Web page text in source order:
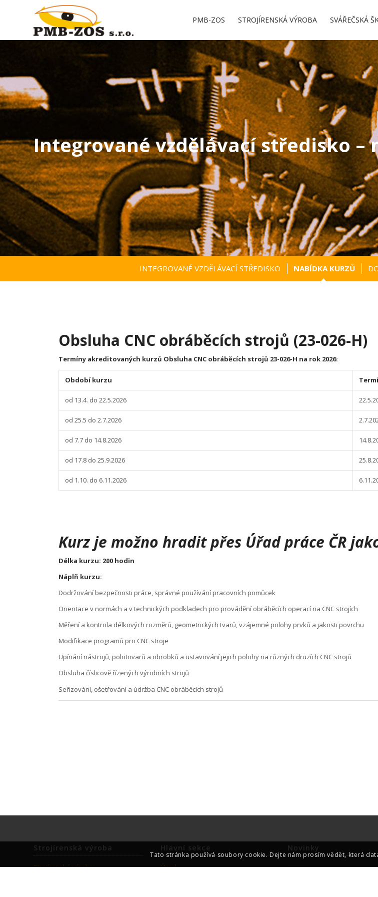
PMB-ZOS STROJÍRENSKÁ VÝROBA SVÁŘEČSKÁ
Integrované vzdělávací středisko –
INTEGROVANÉ VZDĚLÁVACÍ STŘEDISKO NABÍDKA KURZŮ
Obsluha CNC obráběcích strojů (23-026-H)
Termíny akreditovaných kurzů Obsluha CNC obráběcích strojů 23-026-H na rok 2026:
Období kurzu
od 13.4. do 22.5.2026
od 25.5 do 2.7.2026
od 7.7 do 14.8.2026
od 17.8 do 25.9.2026
od 1.10. do 6.11.2026
Kurz je možno hradit přes Úřad práce ČR
Délka kurzu: 200 hodin
Náplň kurzu:
Dodržování bezpečnosti práce, správné používání pracovních pomůcek
Orientace v normách a v technických podkladech pro provádění obráběcích operací na CNC strojích
Měření a kontrola délkových rozměrů, geometrických tvarů, vzájemné polohy prvků a jakosti povrchu
Modifikace programů pro CNC stroje
Upínání nástrojů, polotovarů a obrobků a ustavování jejich polohy na různých druzích CNC strojů
Obsluha číslicově řízených výrobních strojů
Seřizování, ošetřování a údržba CNC obráběcích strojů
Strojírenská výroba
Strojírenská výroba
Hlavní sekce
Úvod
Novinky
Svářečské zkoušky 25.
Tato stránka používá soubory cookie. Dejte nám prosím vědět, která